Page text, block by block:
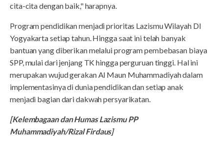
cita-cita dengan baik," harapnya.
Program pendidikan menjadi prioritas Lazismu Wilayah DI
Yogyakarta setiap tahun. Hingga saat ini telah banyak
bantuan yang diberikan melalui program pembebasan biaya
SPP, mulai dari jenjang TK hingga perguruan tinggi. Hal ini
merupakan wujud gerakan Al Maun Muhammadiyah dalam
implementasinya di dunia pendidikan dan setiap anak
menjadi bagian dari dakwah persyarikatan.
[Kelembagaan dan Humas Lazismu PP
Muhammadiyah/Rizal Firdaus]